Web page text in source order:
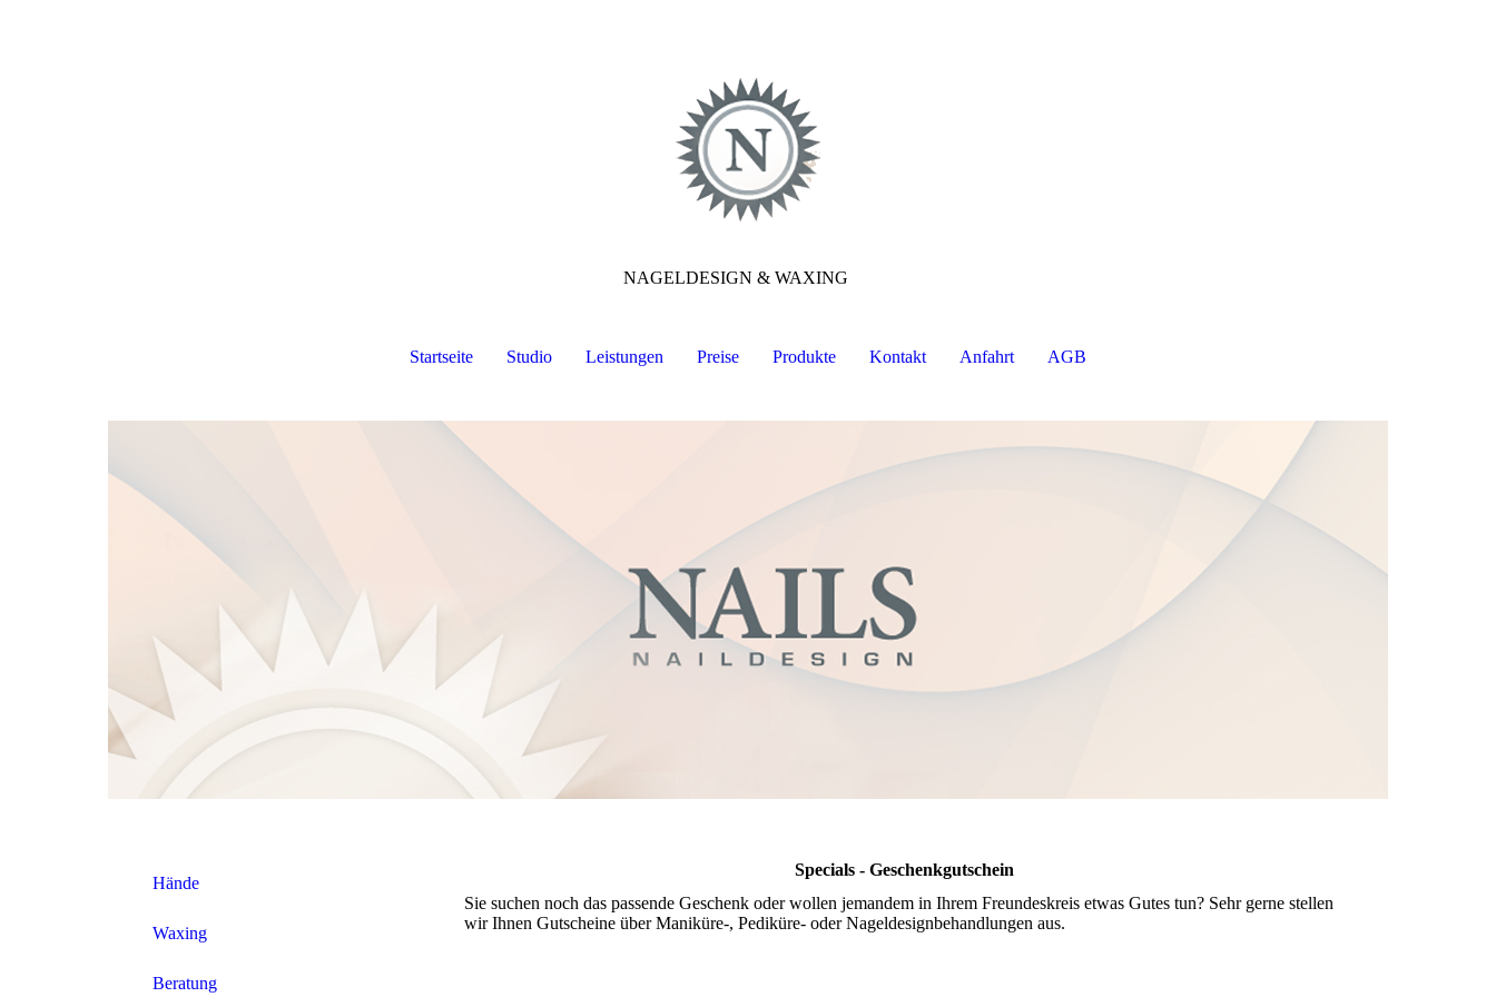
NAGELDESIGN & WAXING
Startseite Studio Leistungen Preise Produkte Kontakt Anfahrt AGB
Hände
Waxing
Beratung
Specials - Geschenkgutschein
Sie suchen noch das passende Geschenk oder wollen jemandem in Ihrem Freundeskreis etwas Gutes tun? Sehr gerne stellen
wir Ihnen Gutscheine über Maniküre-, Pediküre- oder Nageldesignbehandlungen aus.